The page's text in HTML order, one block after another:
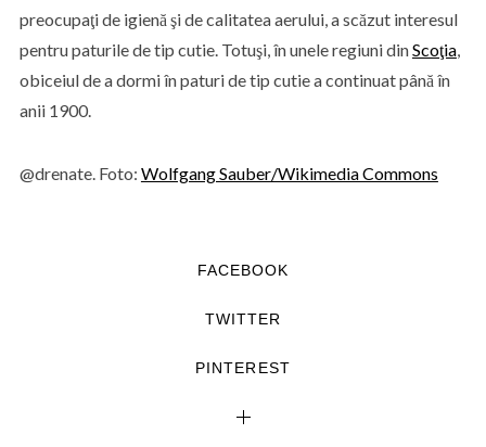
preocupaţi de igienă şi de calitatea aerului, a scăzut interesul
pentru paturile de tip cutie. Totuşi, în unele regiuni dinScoţia,
obiceiul de a dormi în paturi de tip cutie a continuat până în
anii 1900.
@drenate. Foto: Wolfgang Sauber/Wikimedia Commons
FACEBOOK
TWITTER
PINTEREST